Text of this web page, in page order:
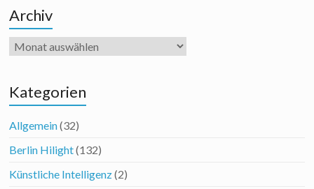
Archiv
Archiv
Kategorien
Allgemein(32)
Berlin Hilight(132)
Künstliche Intelligenz(2)